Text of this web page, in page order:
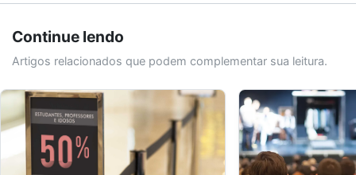
Continue lendo
Artigos relacionados que podem complementar sua leitura.